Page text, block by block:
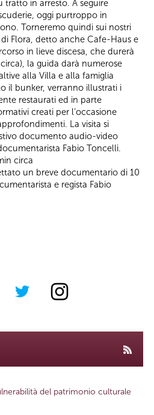
in arresto. A seguire
oggi purtroppo in
Torneremo quindi sui nostri
Flora, detto anche Cafe-Haus e
in lieve discesa, che durerà
la guida darà numerose
alla Villa e alla famiglia
il bunker, verranno illustrati i
restaurati ed in parte
creati per l’occasione
La visita si
documento audio-video
Fabio Toncelli.
circa
un breve documentario di 10
e regista Fabio
del patrimonio culturale